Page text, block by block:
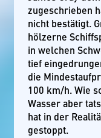
zugeschrieben
nicht bestätigt.
hölzerne
in welchen
tief
die
100 km/h. Wie
Wasser aber
hat in der
gestoppt.